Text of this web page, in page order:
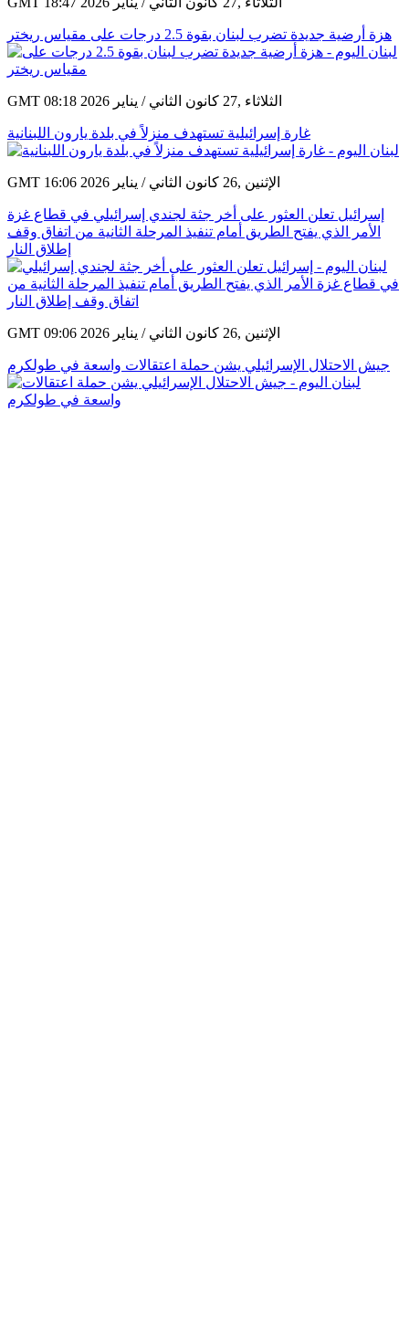
هزة أرضية جديدة تضرب لبنان بقوة 2.5 درجات على مقياس ريختر
GMT 08:18 2026 الثلاثاء ,27 كانون الثاني / يناير
غارة إسرائيلية تستهدف منزلاً في بلدة يارون اللبنانية
GMT 16:06 2026 الإثنين ,26 كانون الثاني / يناير
إسرائيل تعلن العثور على أخر جثة لجندي إسرائيلي في قطاع غزة
الأمر الذي يفتح الطريق أمام تنفيذ المرحلة الثانية من اتفاق وقف
إطلاق النار
GMT 09:06 2026 الإثنين ,26 كانون الثاني / يناير
جيش الاحتلال الإسرائيلي يشن حملة اعتقالات واسعة في طولكرم